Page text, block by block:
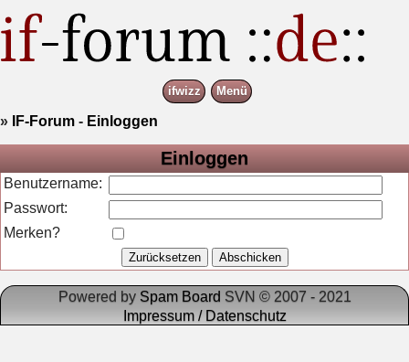
ifwizz Menü
» IF-Forum - Einloggen
Einloggen
Benutzername:
Passwort:
Merken?
Powered by Spam Board SVN © 2007 - 2021
Impressum / Datenschutz